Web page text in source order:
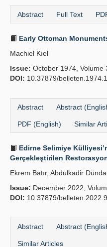
Abstract Full Text
Early Ottoman
Machiel Kıel
Issue: October 1974, Volume
DOI: 10.37879/
Abstract Abstract
PDF (English) Similar
Edirne Selimiye
Gerçekleştirilen
Ekrem Batır, Abdulkadir
Issue: December 2022,
DOI: 10.37879/
Abstract Abstract
Similar Articles